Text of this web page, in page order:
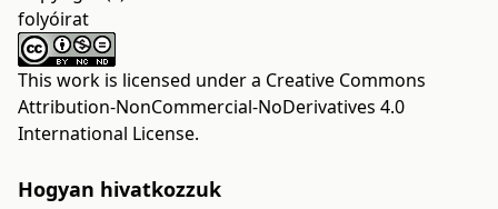
folyóirat
This work is licensed under a Creative Commons
Attribution-NonCommercial-NoDerivatives 4.0
International License.
Hogyan hivatkozzuk